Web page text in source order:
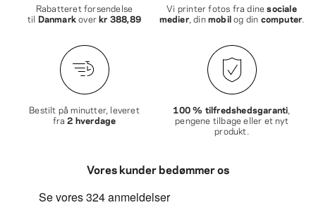
Rabatteret forsendelse
til Danmarkoverkr 388,89
Vi printer fotos fra dinesociale
medier, dinmobilog din computer
Bestilt på minutter, leveret
fra2 hverdage
100 % tilfredshedsgaranti
pengene tilbage eller et nyt
produkt.
Vores kunder bedømmer os